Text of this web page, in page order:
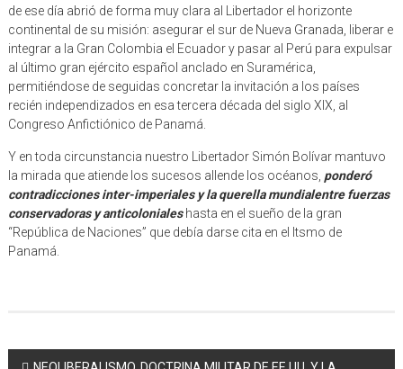
de ese día abrió de forma muy clara al Libertador el horizonte
continental de su misión: asegurar el sur de Nueva Granada, liberar e
integrar a la Gran Colombia el Ecuador y pasar al Perú para expulsar
al último gran ejército español anclado en Suramérica,
permitiéndose de seguidas concretar la invitación a los países
recién independizados en esa tercera década del siglo XIX, al
Congreso Anfictiónico de Panamá.
Y en toda circunstancia nuestro Libertador Simón Bolívar mantuvo
la mirada que atiende los sucesos allende los océanos, ponderó
contradicciones inter-imperiales y la querella mundialentre fuerzas
conservadoras y anticolonialeshasta en el sueño de la gran
“República de Naciones” que debía darse cita en el Itsmo de
Panamá.